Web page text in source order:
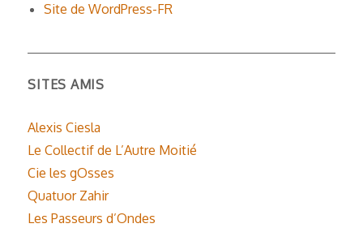
Site de WordPress-FR
SITES AMIS
Alexis Ciesla
Le Collectif de L’Autre Moitié
Cie les gOsses
Quatuor Zahir
Les Passeurs d’Ondes